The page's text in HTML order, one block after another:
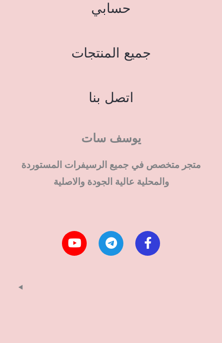
حسابي
جميع المنتجات
اتصل بنا
يوسف سات
متجر متخصص في جميع الرسيفرات المستوردة
والمحلية عالية الجودة والاصلية